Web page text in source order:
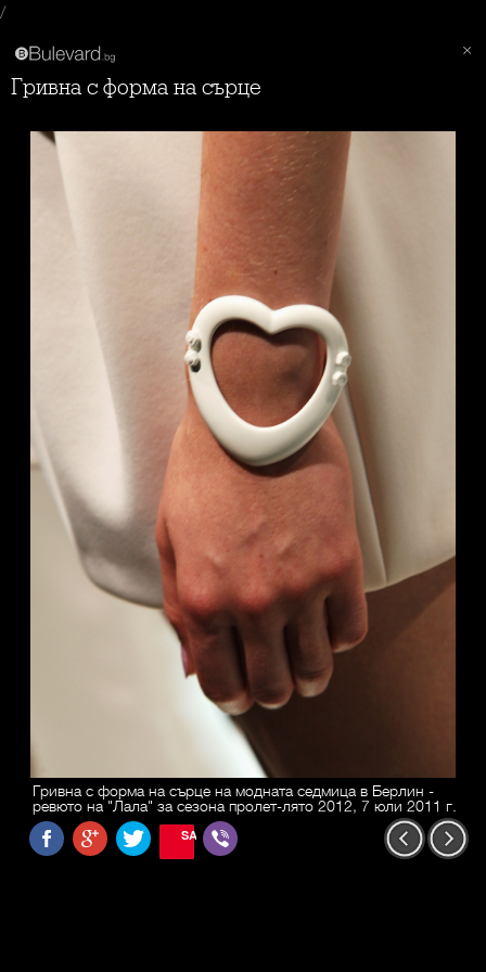
/
Гривна с форма на сърце
Гривна с форма на сърце на модната седмица в Берлин -
ревюто на "Лала" за сезона пролет-лято 2012, 7 юли 2011 г.
SAVE